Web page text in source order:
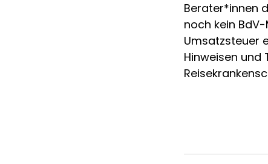
Berater*innen
noch kein
Umsatzsteuer
Hinweisen und